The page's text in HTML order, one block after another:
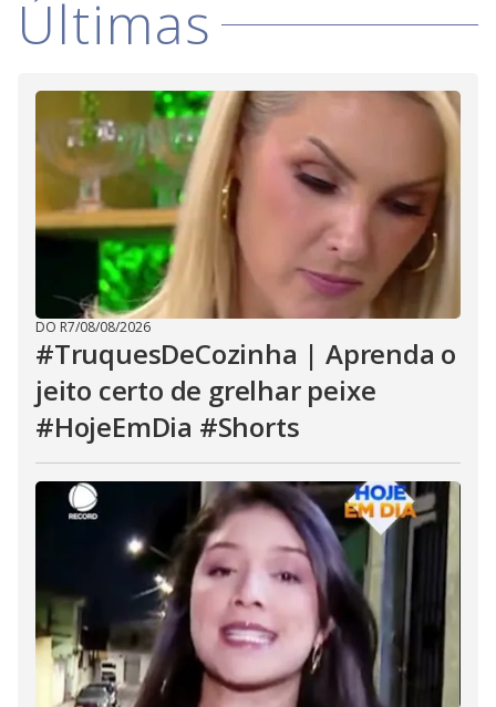
i
d
e
o
Últimas
DO R7/08/08/2026
#TruquesDeCozinha | Aprenda o
jeito certo de grelhar peixe
#HojeEmDia #Shorts